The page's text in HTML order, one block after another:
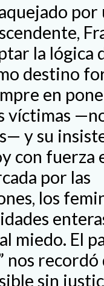
por
la lógica
destino
en
víctimas
y su
con fuerza
por las
los
miedo. El
nos recordó
sin